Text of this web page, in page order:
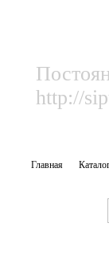
http://
Главная